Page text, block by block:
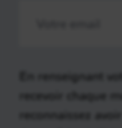
En renseignant
recevoir chaque
reconnaissez